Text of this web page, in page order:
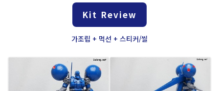
Kit Review
가조립 + 먹선 + 스티커/씰